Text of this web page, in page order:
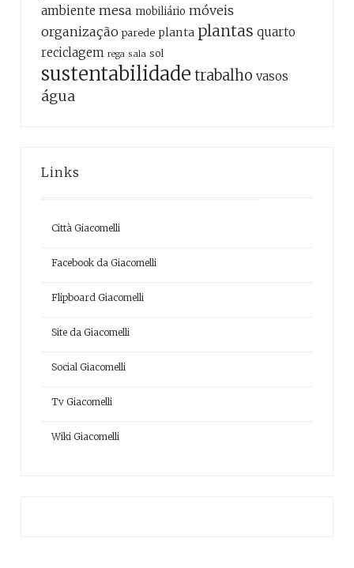
ambiente mesa mobiliário móveis
organização parede planta plantas quarto
reciclagem rega sala sol
sustentabilidade trabalho vasos
água
Links
Città Giacomelli
Facebook da Giacomelli
Flipboard Giacomelli
Site da Giacomelli
Social Giacomelli
Tv Giacomelli
Wiki Giacomelli